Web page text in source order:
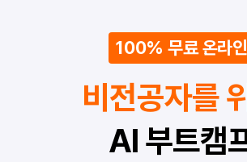
100% 무료 온라인
비전공자를
AI 부트캠